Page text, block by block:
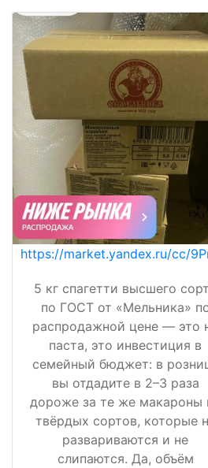
https://market.yandex.ru/cc/
5 кг спагетти высшего
по ГОСТ от «Мельника»
распродажной цене — это
паста, это инвестиция в
семейный бюджет: в
вы отдадите в 2–3 раза
дороже за те же макароны
твёрдых сортов, которые
развариваются и не
слипаются. Да, объём